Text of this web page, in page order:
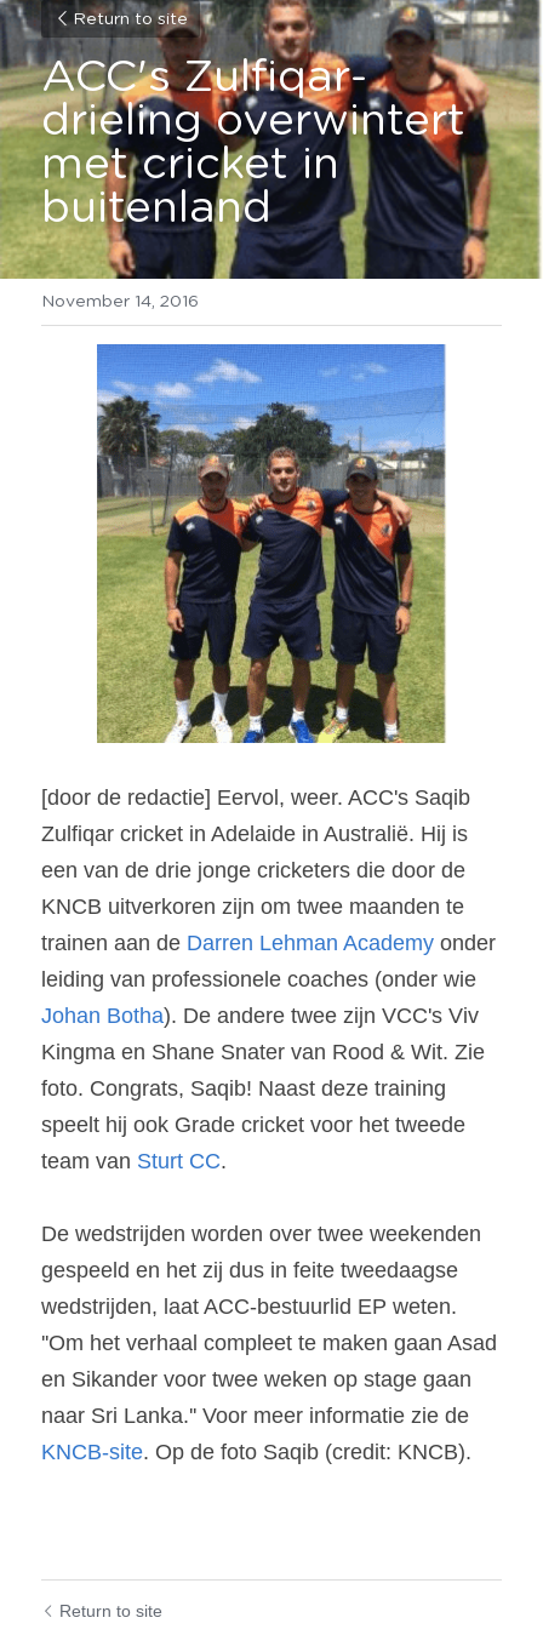
Return to site
ACC's Zulfiqar-
drieling overwintert
met cricket in
buitenland
November 14, 2016
[door de redactie] Eervol, weer. ACC's Saqib
Zulfiqar cricket in Adelaide in Australië. Hij is
een van de drie jonge cricketers die door de
KNCB uitverkoren zijn om twee maanden te
trainen aan de Darren Lehman Academy onder
Johan Botha). De andere twee zijn VCC's Viv
Kingma en Shane Snater van Rood & Wit. Zie
foto. Congrats, Saqib! Naast deze training
speelt hij ook Grade cricket voor het tweede
team van Sturt CC.
De wedstrijden worden over twee weekenden
gespeeld en het zij dus in feite tweedaagse
wedstrijden, laat ACC-bestuurlid EP weten.
''Om het verhaal compleet te maken gaan Asad
en Sikander voor twee weken op stage gaan
KNCB-site. Op de foto Saqib (credit: KNCB).
Return to site